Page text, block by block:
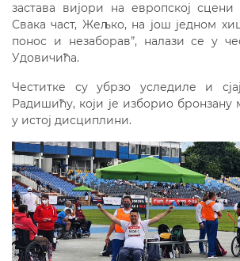
застава вијори на европској сцени
Свака част, Жељко, на још једном
понос и незаборав”, налази се у
Удовичића.
Честитке су убрзо уследиле и
Радишићу, који је изборио бронзану
у истој дисциплини.